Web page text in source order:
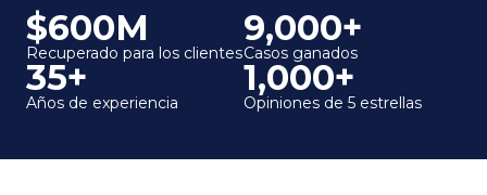
$600M
Recuperado para los clientes
9,000+
Casos ganados
35+
Años de experiencia
1,000+
Opiniones de 5 estrellas